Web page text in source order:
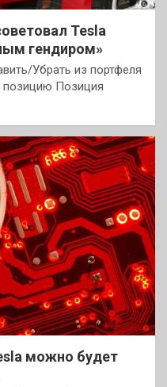
Tesla
гендиром»
Убрать из портфеля
позицию Позиция
можно будет